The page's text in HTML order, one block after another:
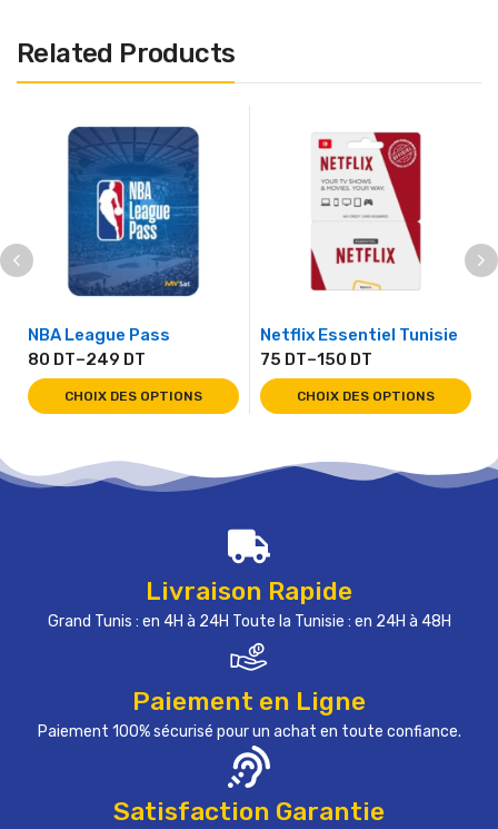
Related Products
NBA League Pass
80 DT–249 DT
CHOIX DES OPTIONS
Netflix Essentiel Tunisie
75 DT–150 DT
CHOIX DES OPTIONS
Livraison Rapide
Grand Tunis : en 4H à 24H Toute la Tunisie : en 24H à 48H
Paiement en Ligne
Paiement 100% sécurisé pour un achat en toute confiance.
Satisfaction Garantie